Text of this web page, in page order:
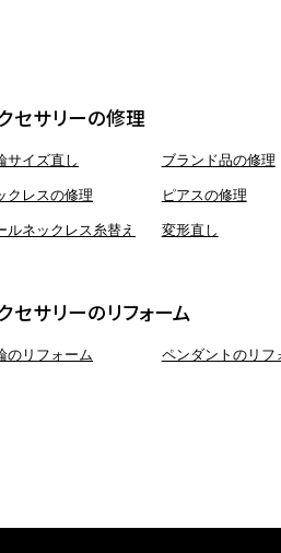
セサリーの修理
サイズ直し ブランド品の修理
クレスの修理 ピアスの修理
ルネックレス糸替え 変形直し
セサリーのリフォーム
のリフォーム ペンダントのリフ